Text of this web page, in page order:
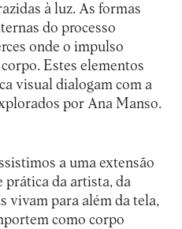
à luz. As formas
do processo
onde o impulso
Estes elementos
visual dialogam com a
por Ana Manso.
a uma extensão
prática da artista, da
vivam para além da tela,
como corpo